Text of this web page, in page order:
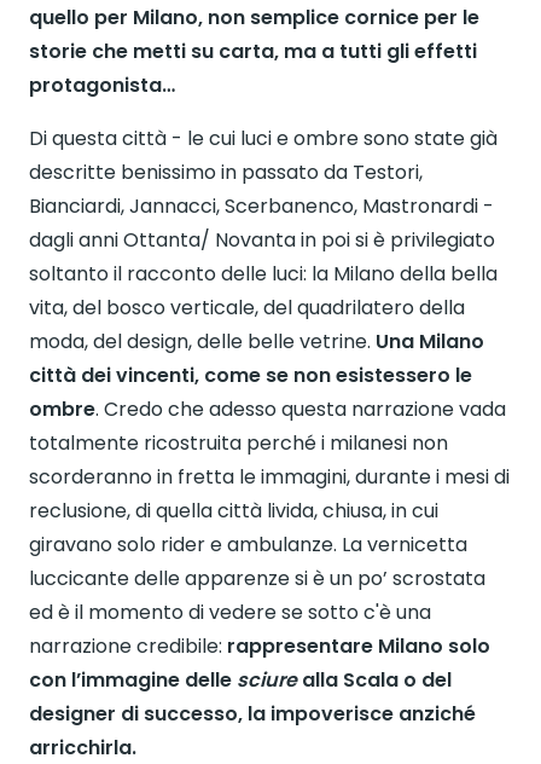
quello per Milano, non semplice cornice per le
storie che metti su carta, ma a tutti gli effetti
protagonista…
Di questa città - le cui luci e ombre sono state già
descritte benissimo in passato da Testori,
Bianciardi, Jannacci, Scerbanenco, Mastronardi -
dagli anni Ottanta/ Novanta in poi si è privilegiato
soltanto il racconto delle luci: la Milano della bella
vita, del bosco verticale, del quadrilatero della
moda, del design, delle belle vetrine. Una Milano
città dei vincenti, come se non esistessero le
ombre. Credo che adesso questa narrazione vada
totalmente ricostruita perché i milanesi non
scorderanno in fretta le immagini, durante i mesi di
reclusione, di quella città livida, chiusa, in cui
giravano solo rider e ambulanze. La vernicetta
luccicante delle apparenze si è un po’ scrostata
ed è il momento di vedere se sotto c'è una
narrazione credibile: rappresentare Milano solo
con l’immagine delle sciurealla Scala o del
designer di successo, la impoverisce anziché
arricchirla.